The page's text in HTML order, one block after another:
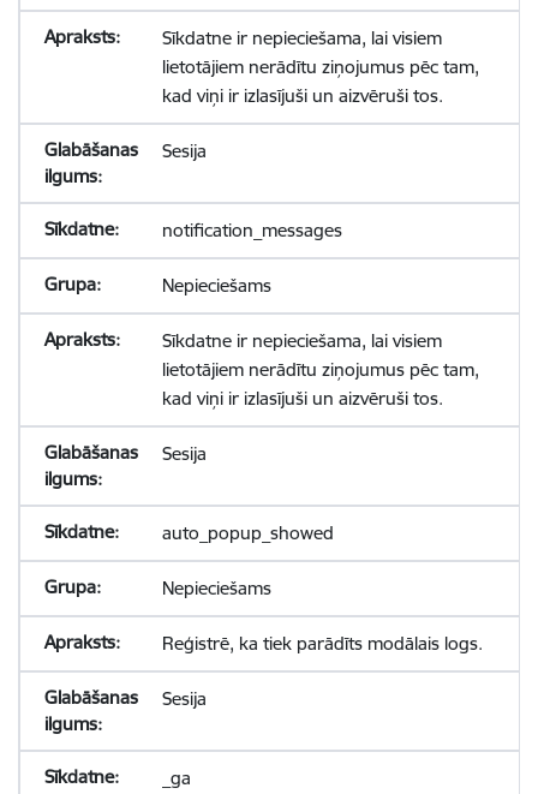
Sīkdatne ir nepieciešama, lai visiem
lietotājiem nerādītu ziņojumus pēc tam,
kad viņi ir izlasījuši un aizvēruši tos.
Sesija
notification_messages
Nepieciešams
Sīkdatne ir nepieciešama, lai visiem
lietotājiem nerādītu ziņojumus pēc tam,
kad viņi ir izlasījuši un aizvēruši tos.
Sesija
auto_popup_showed
Nepieciešams
Reģistrē, ka tiek parādīts modālais logs.
Sesija
_ga